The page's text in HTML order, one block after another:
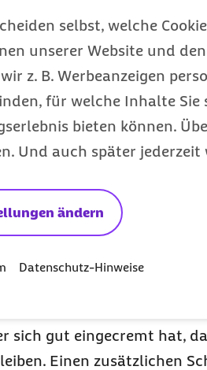
selbst, welche
unserer Website und
z. B. Werbeanzeigen
für welche Inhalte Sie
bieten können.
Und auch später
ändern
Datenschutz-Hinweise
in einen Rucksack und
effektiv sind auch Yoga
zusätzlich zu den Übungen
ausgleichen muss“, erklärt
und
Freien man sich
mit
schnell rächen und zu
denn schwitzende Haut
Gefahr für einen
am und im Wasser
sich gut eingecremt hat,
Einen zusätzlichen